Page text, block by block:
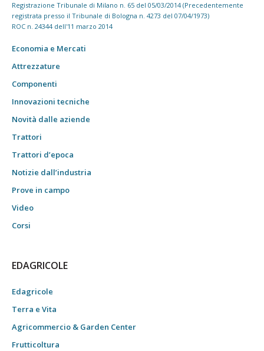
Registrazione Tribunale di Milano n. 65 del 05/03/2014 (Precedentemente
registrata presso il Tribunale di Bologna n. 4273 del 07/04/1973)
ROC n. 24344 dell'11 marzo 2014
Economia e Mercati
Attrezzature
Componenti
Innovazioni tecniche
Novità dalle aziende
Trattori
Trattori d’epoca
Notizie dall’industria
Prove in campo
Video
Corsi
EDAGRICOLE
Edagricole
Terra e Vita
Agricommercio & Garden Center
Frutticoltura